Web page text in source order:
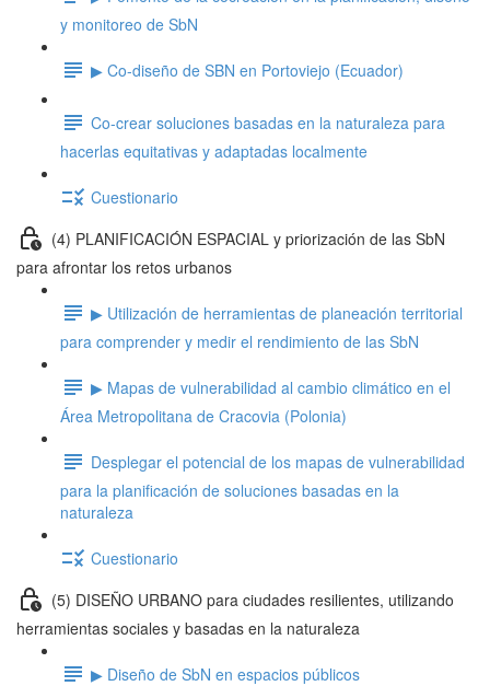
y monitoreo de SbN
▶ Co-diseño de SBN en Portoviejo (Ecuador)
Co-crear soluciones basadas en la naturaleza para
hacerlas equitativas y adaptadas localmente
Cuestionario
(4) PLANIFICACIÓN ESPACIAL y priorización de las SbN
para afrontar los retos urbanos
▶ Utilización de herramientas de planeación territorial
para comprender y medir el rendimiento de las SbN
▶ Mapas de vulnerabilidad al cambio climático en el
Área Metropolitana de Cracovia (Polonia)
Desplegar el potencial de los mapas de vulnerabilidad
para la planificación de soluciones basadas en la
naturaleza
Cuestionario
(5) DISEÑO URBANO para ciudades resilientes, utilizando
herramientas sociales y basadas en la naturaleza
▶ Diseño de SbN en espacios públicos